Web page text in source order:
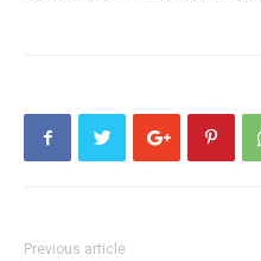
Previous article